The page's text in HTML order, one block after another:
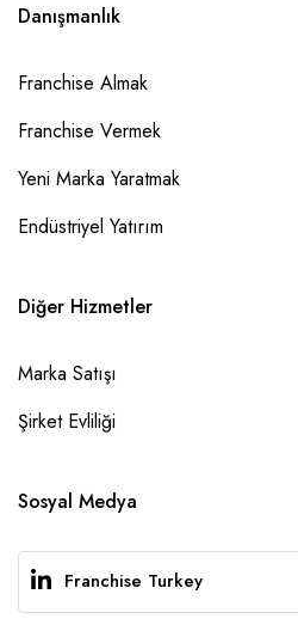
Danışmanlık
Franchise Almak
Franchise Vermek
Yeni Marka Yaratmak
Endüstriyel Yatırım
Diğer Hizmetler
Marka Satışı
Şirket Evliliği
Sosyal Medya
Franchise Turkey